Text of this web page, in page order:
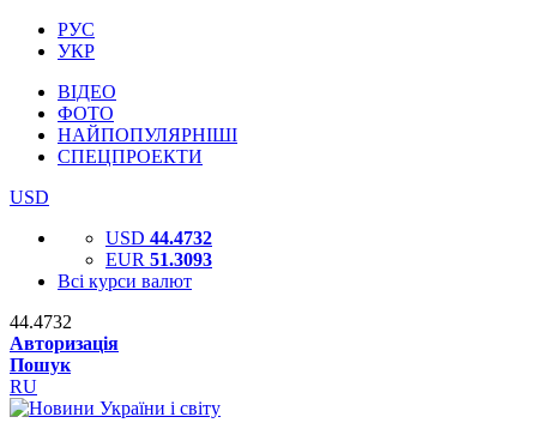
РУС
УКР
ВІДЕО
ФОТО
НАЙПОПУЛЯРНІШІ
СПЕЦПРОЕКТИ
USD
USD 44.4732
EUR 51.3093
Всі курси валют
44.4732
Авторизація
Пошук
RU